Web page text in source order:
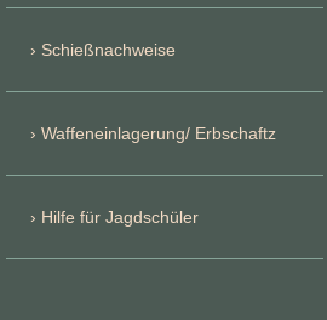
Schießnachweise
Waffeneinlagerung/ Erbschaftz
Hilfe für Jagdschüler